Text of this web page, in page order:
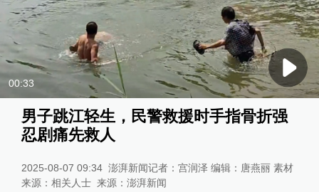
00:33
男子跳江轻生，民警救援时手指骨折强
忍剧痛先救人
2025-08-07 09:34 澎湃新闻记者：宫润泽 编辑：唐燕丽 素材
来源：相关人士 来源： 澎湃新闻